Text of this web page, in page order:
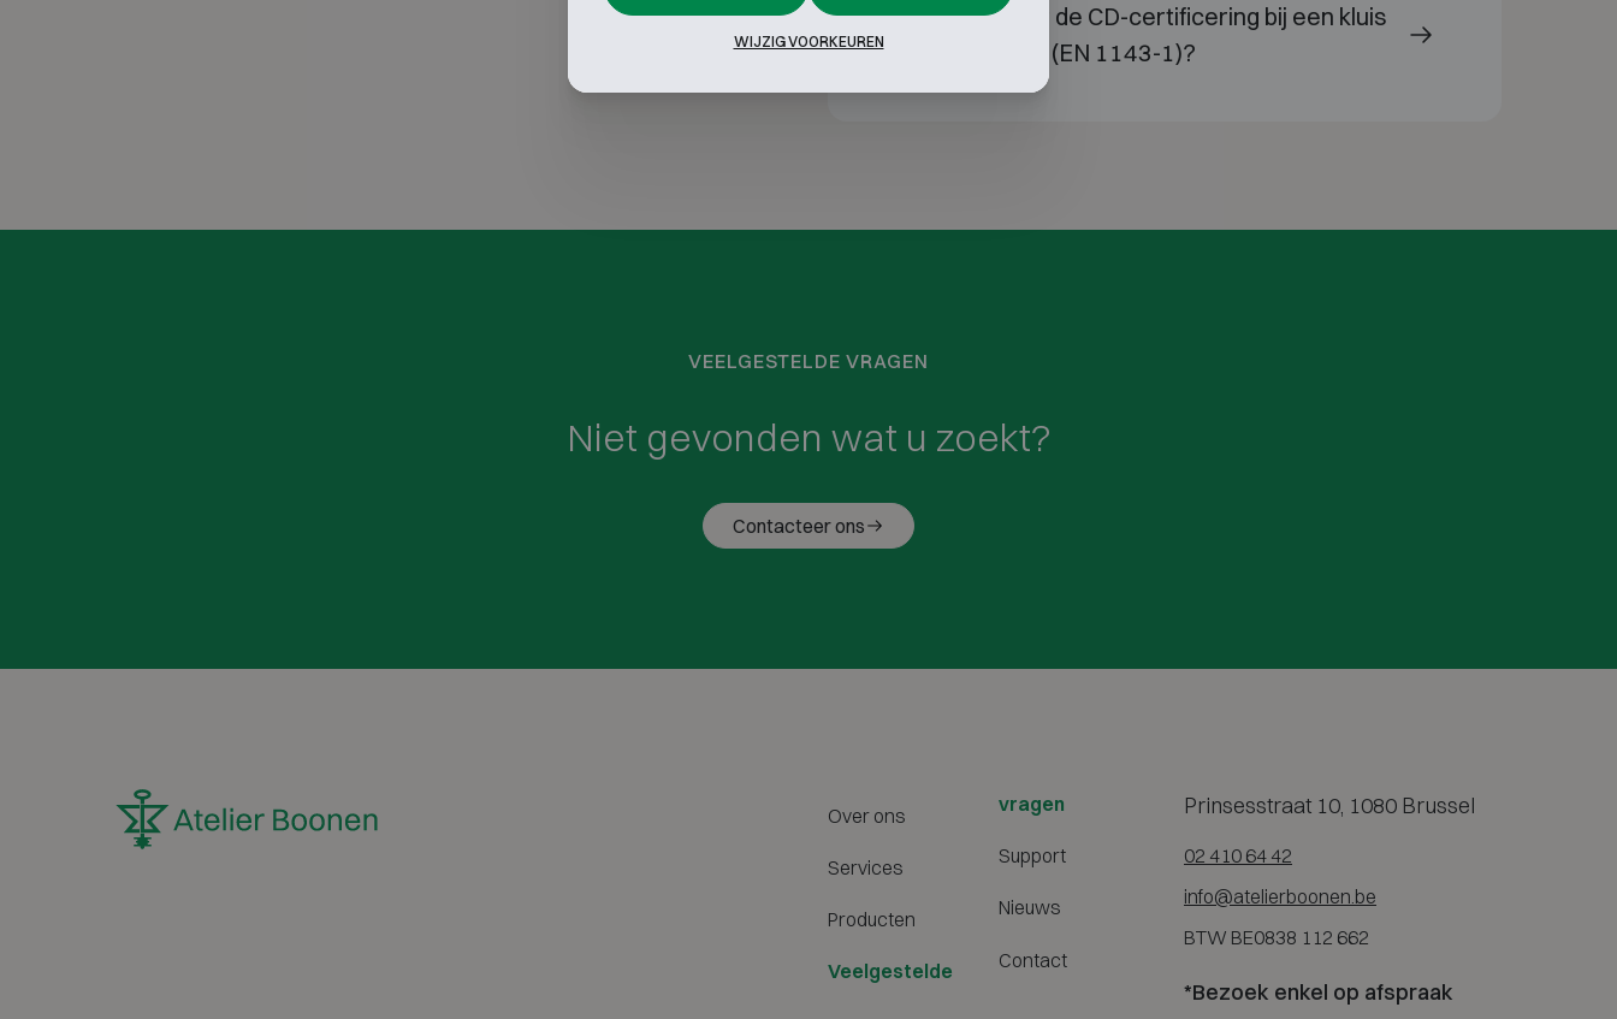
18Wat betekent de CD-certificering bij een kluis
of kluiskamer (EN 1143-1)?
VEELGESTELDE VRAGEN
Niet gevonden wat u zoekt?
Contacteer ons
Over ons
Services
Producten
Veelgestelde
vragen
Support
Nieuws
Contact
Prinsesstraat 10, 1080 Brussel
02 410 64 42
info@atelierboonen.be
BTW BE0838 112 662
*Bezoek enkel op afspraak
WIJZIG VOORKEUREN